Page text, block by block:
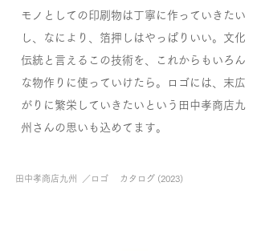
モノとしての印刷物は丁寧に作っていきたい
し、なにより、箔押しはやっぱりいい。文化
伝統と言えるこの技術を、これからもいろん
な物作りに使っていけたら。ロゴには、末広
がりに繁栄していきたいという田中孝商店九
州さんの思いも込めてます。
田中孝商店九州 ／ロゴ カタログ (2023)